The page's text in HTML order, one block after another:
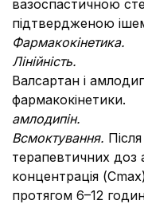
вазоспастичною
підтвердженою
Фармакокінетика.
Лінійність.
Валсартан і
фармакокінетики.
амлодипін.
Всмоктування.
терапевтичних доз
концентрація
протягом 6–12